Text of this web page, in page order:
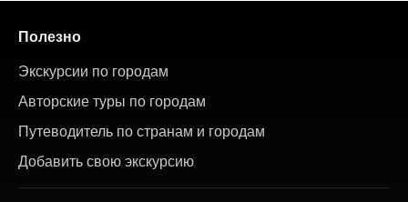
Полезно
Экскурсии по городам
Авторские туры по городам
Путеводитель по странам и городам
Добавить свою экскурсию